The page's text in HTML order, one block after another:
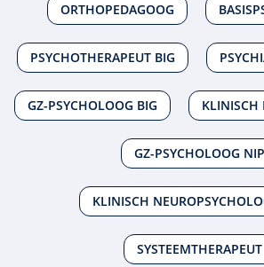
ORTHOPEDAGOOG
PSYCHOTHERAPEUT BIG
GZ-PSYCHOLOOG BIG KLINISCH
GZ-PSYCHOLOOG NIP
KLINISCH
SYSTEEMTHERAPEUT